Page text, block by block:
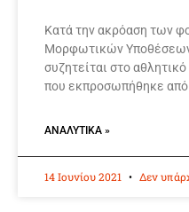
Κατά την ακρόαση των
Μορφωτικών
συζητείται στο
που εκπροσωπήθηκε από
ΑΝΑΛΥΤΙΚΆ »
14 Ιουνίου 2021 Δεν